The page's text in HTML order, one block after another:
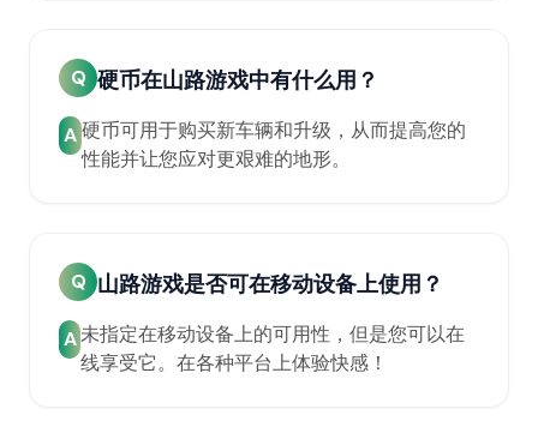
Q 硬币在山路游戏中有什么用？
A 硬币可用于购买新车辆和升级，从而提高您的
性能并让您应对更艰难的地形。
Q 山路游戏是否可在移动设备上使用？
A未指定在移动设备上的可用性，但是您可以在
线享受它。在各种平台上体验快感！